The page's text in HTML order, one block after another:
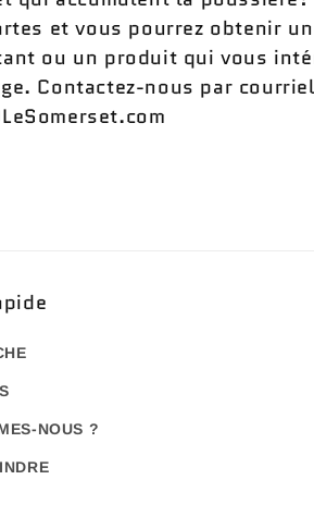
et vous pourrez obtenir
ou un produit qui vous
Contactez-nous par
NOUS ?